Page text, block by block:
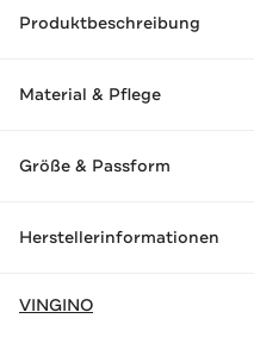
Produktbeschreibung
Material & Pflege
Größe & Passform
Herstellerinformationen
VINGINO